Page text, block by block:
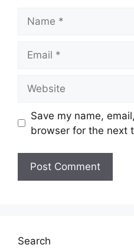
Save my name,
browser for the next
Search